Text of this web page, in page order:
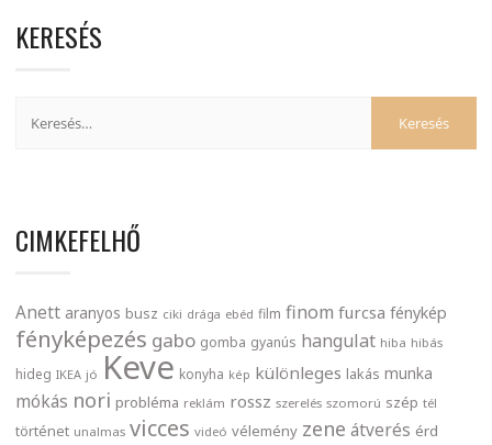
KERESÉS
CIMKEFELHŐ
Anett aranyos busz ciki drága ebéd film finom furcsa fénykép
fényképezés gabo gomba gyanús hangulat hiba hibás
hideg IKEA jó Keve konyha kép különleges lakás munka
mókás nori probléma reklám rossz szerelés szomorú szép tél
történet unalmas vicces videó vélemény zene átverés érd